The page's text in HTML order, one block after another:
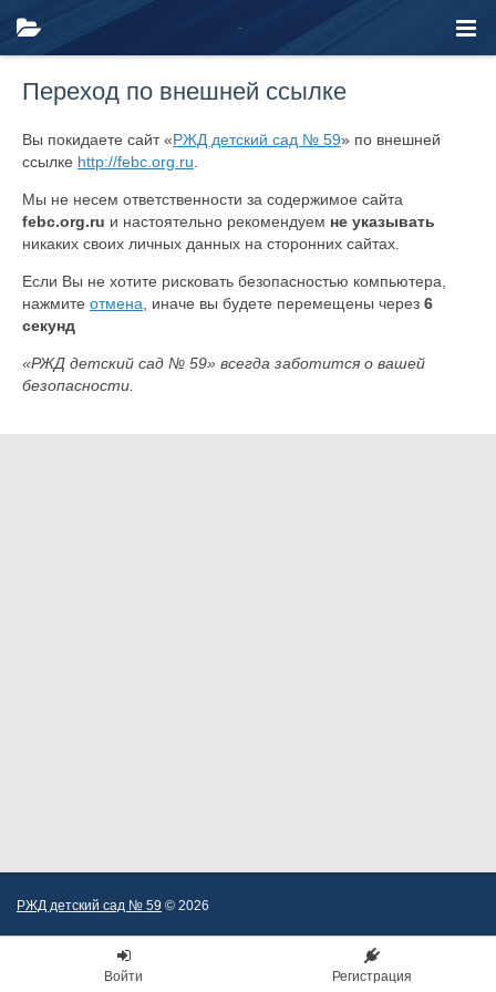
Переход по внешней ссылке
Вы покидаете сайт «РЖД детский сад № 59» по внешней
ссылке http://febc.org.ru
Мы не несем ответственности за содержимое сайта
febc.org.ru и настоятельно рекомендуем не указывать
никаких своих личных данных на сторонних сайтах.
Если Вы не хотите рисковать безопасностью компьютера,
нажмите отмена , иначе вы будете перемещены через 6
секунд
«РЖД детский сад № 59» всегда заботится о вашей
безопасности.
РЖД детский сад № 59 © 2026
Войти Регистрация